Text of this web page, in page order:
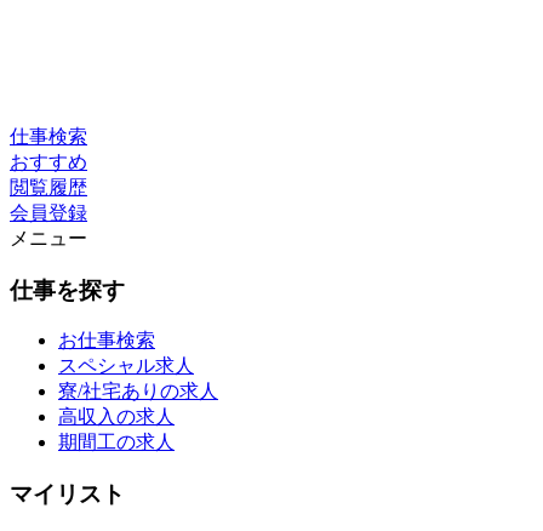
仕事検索
おすすめ
閲覧履歴
会員登録
メニュー
仕事を探す
お仕事検索
スペシャル求人
寮/社宅ありの求人
高収入の求人
期間工の求人
マイリスト